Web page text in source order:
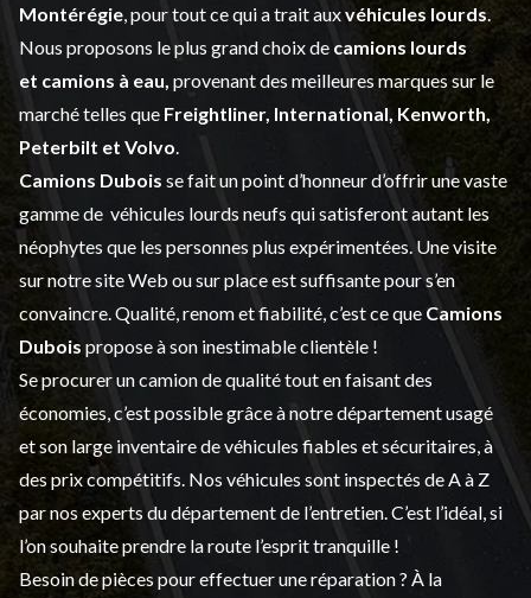
Montérégie , pour tout ce qui a trait auxvéhicules lourds
Nous proposons le plus grand choix de camions lourds
et camions à eau, provenant des meilleures marques sur le
marché telles que Freightliner, International, Kenworth,
Peterbilt et Volvo
Camions Dubois se fait un point d’honneur d’offrir une vaste
gamme de véhicules lourds neufs qui satisferont autant les
néophytes que les personnes plus expérimentées. Une visite
sur notre site Web ou sur place est suffisante pour s’en
convaincre. Qualité, renom et fiabilité, c’est ce que Camions
Dubois propose à son inestimable clientèle !
Se procurer un camion de qualité tout en faisant des
économies, c’est possible grâce à notredépartement usagé
et son large inventaire de véhicules fiables et sécuritaires, à
des prix compétitifs. Nos véhicules sont inspectés de A à Z
par nos experts du département de l’entretien . C’est l’idéal, si
l’on souhaite prendre la route l’esprit tranquille !
Besoin de pièces pour effectuer une réparation ? À la